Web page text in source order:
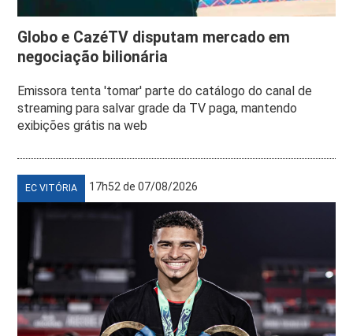
Globo e CazéTV disputam mercado em
negociação bilionária
Emissora tenta 'tomar' parte do catálogo do canal de
streaming para salvar grade da TV paga, mantendo
exibições grátis na web
EC VITÓRIA 17h52 de 07/08/2026